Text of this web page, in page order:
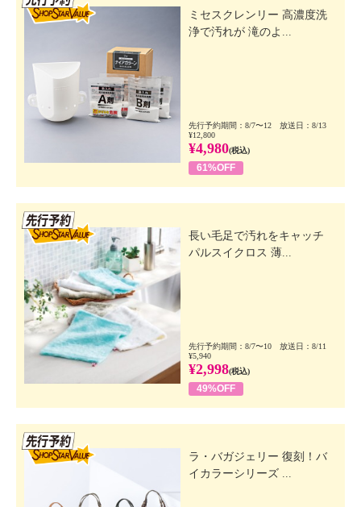
ミセスクレンリー 高濃度洗
浄で汚れが 滝のよ...
先行予約期間：8/7〜12 放送日：8/13
¥12,800
¥4,980(税込)
61%OFF
長い毛足で汚れをキャッチ
パルスイクロス 薄...
先行予約期間：8/7〜10 放送日：8/11
¥5,940
¥2,998(税込)
49%OFF
ラ・バガジェリー 復刻！バ
イカラーシリーズ ...